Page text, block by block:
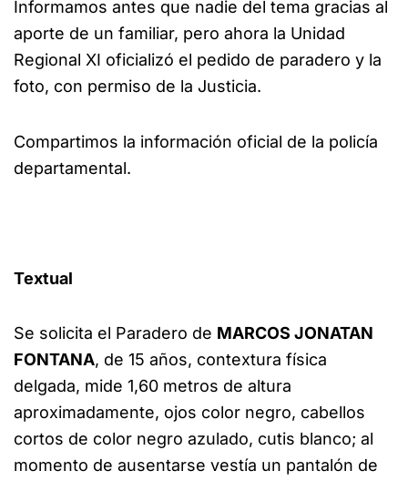
Informamos antes que nadie del tema gracias al
aporte de un familiar, pero ahora la Unidad
Regional XI oficializó el pedido de paradero y la
foto, con permiso de la Justicia.
Compartimos la información oficial de la policía
departamental.
Textual
Se solicita el Paradero de MARCOS JONATAN
FONTANA, de 15 años, contextura física
delgada, mide 1,60 metros de altura
aproximadamente, ojos color negro, cabellos
cortos de color negro azulado, cutis blanco; al
momento de ausentarse vestía un pantalón de